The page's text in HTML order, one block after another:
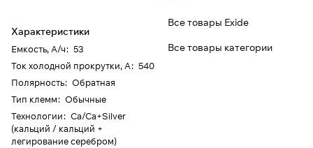
Характеристики
Емкость, А/ч: 53
Ток холодной прокрутки, А: 540
Полярность: Обратная
Тип клемм: Обычные
Технологии: Ca/Ca+Silver
(кальций / кальций +
легирование серебром)
Все товары Exide
Все товары категории